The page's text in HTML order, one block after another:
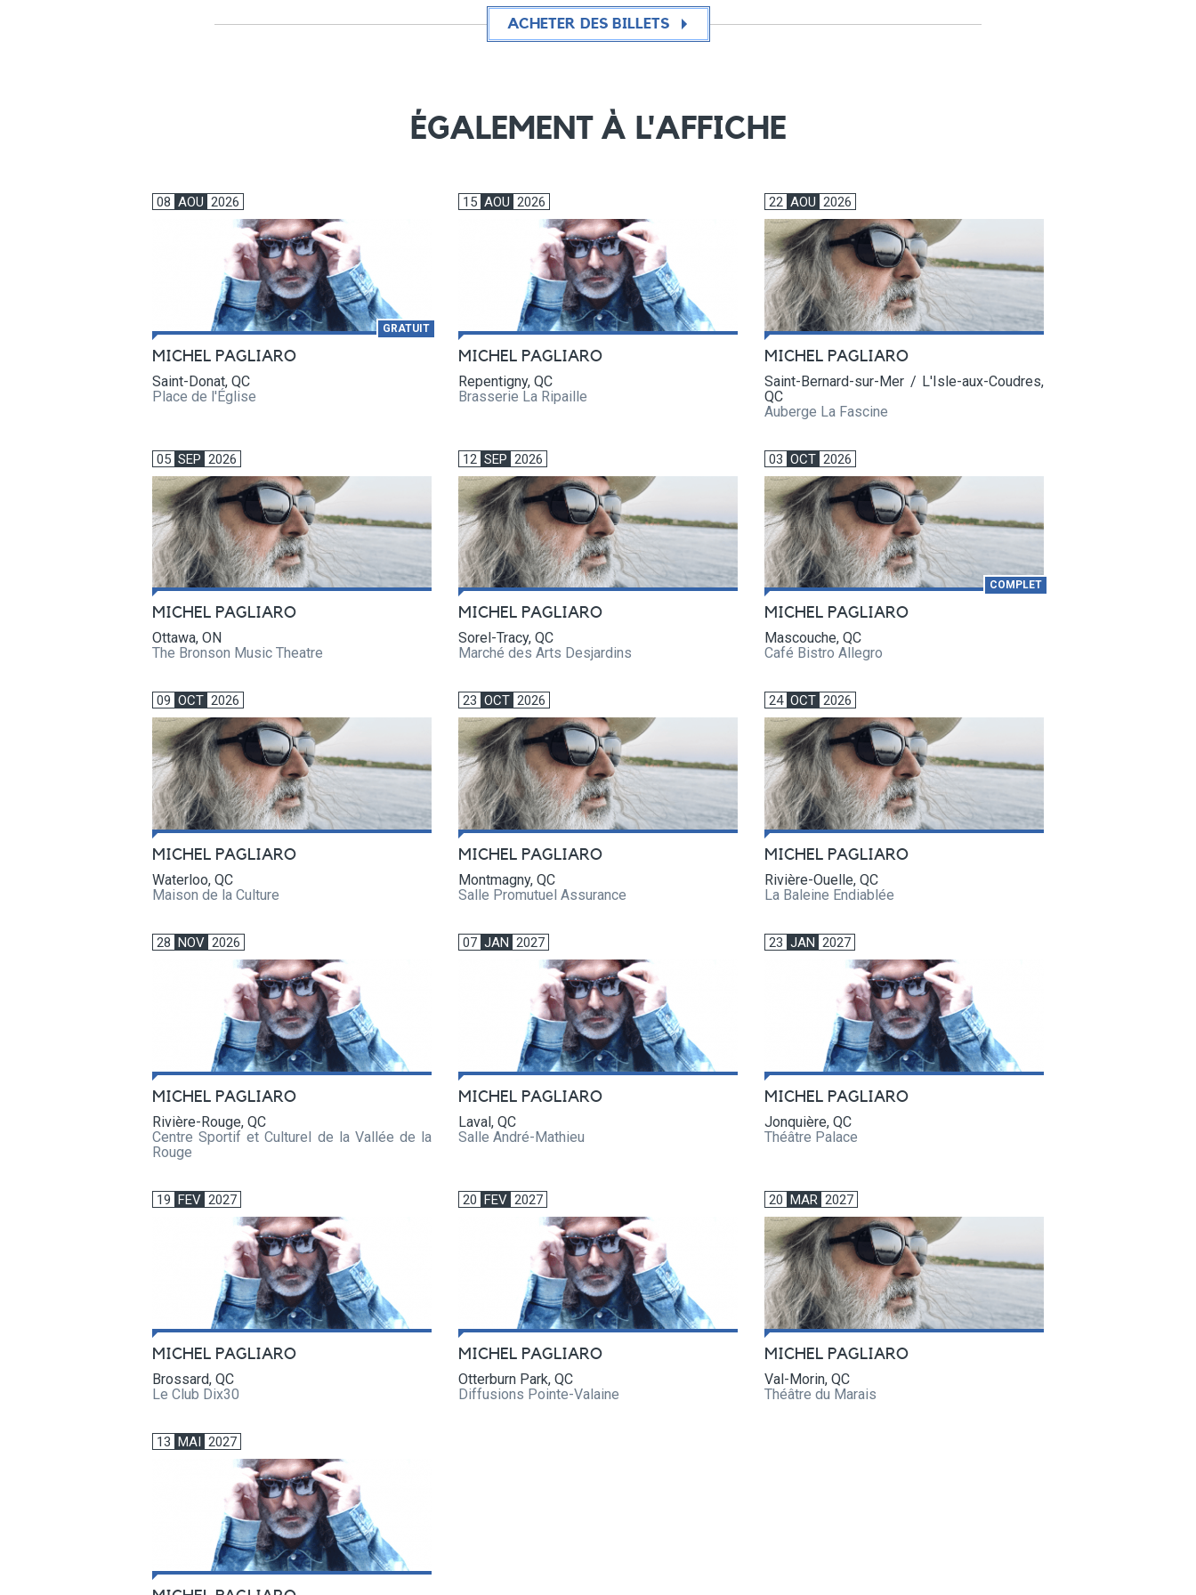
ACHETER DES BILLETS
ÉGALEMENT À L'AFFICHE
08 AOU 2026
GRATUIT
MICHEL PAGLIARO
Saint-Donat, QC
Place de l'Église
15 AOU 2026
MICHEL PAGLIARO
Repentigny, QC
Brasserie La Ripaille
22 AOU 2026
MICHEL PAGLIARO
Saint-Bernard-sur-Mer / L'Isle-aux-Coudres,
QC
Auberge La Fascine
05 SEP 2026
MICHEL PAGLIARO
Ottawa, ON
The Bronson Music Theatre
12 SEP 2026
MICHEL PAGLIARO
Sorel-Tracy, QC
Marché des Arts Desjardins
03 OCT 2026
COMPLET
MICHEL PAGLIARO
Mascouche, QC
Café Bistro Allegro
09 OCT 2026
MICHEL PAGLIARO
Waterloo, QC
Maison de la Culture
23 OCT 2026
MICHEL PAGLIARO
Montmagny, QC
Salle Promutuel Assurance
24 OCT 2026
MICHEL PAGLIARO
Rivière-Ouelle, QC
La Baleine Endiablée
28 NOV 2026
MICHEL PAGLIARO
Rivière-Rouge, QC
Centre Sportif et Culturel de la Vallée de la
Rouge
07 JAN 2027
MICHEL PAGLIARO
Laval, QC
Salle André-Mathieu
23 JAN 2027
MICHEL PAGLIARO
Jonquière, QC
Théâtre Palace
19 FEV 2027
MICHEL PAGLIARO
Brossard, QC
Le Club Dix30
20 FEV 2027
MICHEL PAGLIARO
Otterburn Park, QC
Diffusions Pointe-Valaine
20 MAR 2027
MICHEL PAGLIARO
Val-Morin, QC
Théâtre du Marais
13 MAI 2027